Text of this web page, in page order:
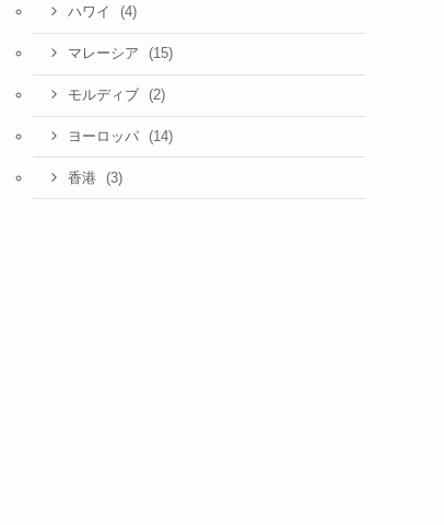
ハワイ (4)
マレーシア (15)
モルディブ (2)
ヨーロッパ (14)
香港 (3)